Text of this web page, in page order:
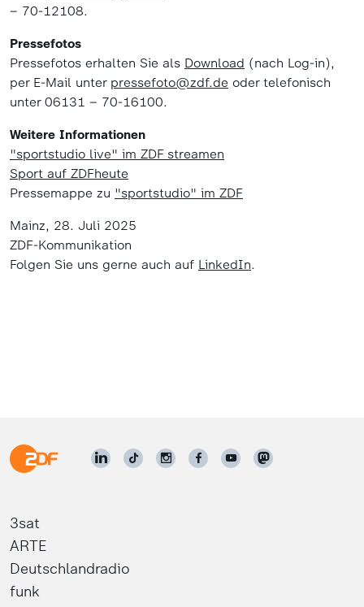
– 70-12108.
Pressefotos
Pressefotos erhalten Sie als Download (nach Log-in),
per E-Mail unter pressefoto@zdf.de oder telefonisch
unter 06131 – 70-16100.
Weitere Informationen
"sportstudio live" im ZDF streamen
Sport auf ZDFheute
Pressemappe zu "sportstudio" im ZDF
Mainz, 28. Juli 2025
ZDF-Kommunikation
Folgen Sie uns gerne auch auf LinkedIn.
3sat
ARTE
Deutschlandradio
funk